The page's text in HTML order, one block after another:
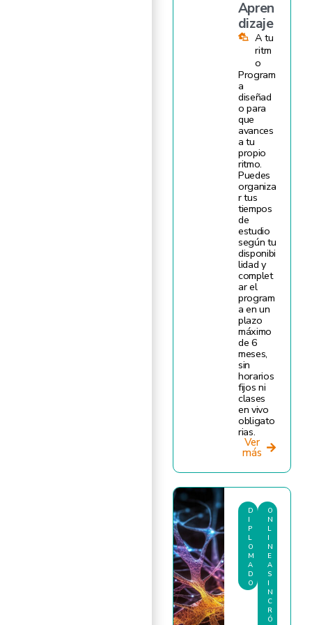
Apren
dizaje
A tu
ritm
o
Program
a
diseñad
o para
que
avances
a tu
propio
ritmo.
Puedes
organiza
r tus
tiempos
de
estudio
según tu
disponibi
lidad y
complet
ar el
program
a en un
plazo
máximo
de 6
meses,
sin
horarios
fijos ni
clases
en vivo
obligato
rias.
Ver
más
D
I
P
L
O
M
A
D
O
O
N
L
I
N
E
A
S
I
N
C
R
Ó